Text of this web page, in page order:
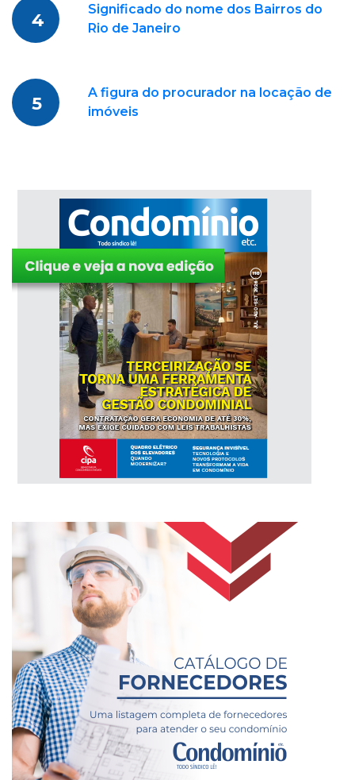
4
Significado do nome dos Bairros do
Rio de Janeiro
5
A figura do procurador na locação de
imóveis